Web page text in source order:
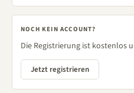
NOCH KEIN ACCOUNT?
Die Registrierung ist kostenlos
Jetzt registrieren